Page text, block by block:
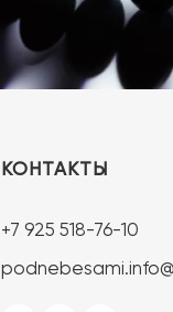
КОНТАКТЫ
+7 925 518-76-10